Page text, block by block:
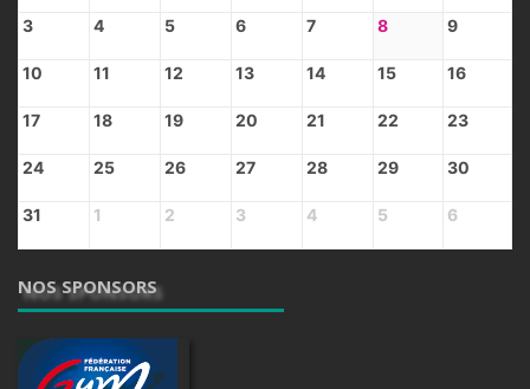
3 4 5 6 7 8 9
10 11 12 13 14 15 16
17 18 19 20 21 22 23
24 25 26 27 28 29 30
31 1 2 3 4 5 6
NOS SPONSORS